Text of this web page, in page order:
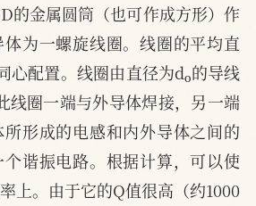
的金属圆筒（也可作成方形）作
为一螺旋线圈。线圈的平均直
心配置。线圈由直径为do的导线
线圈一端与外导体焊接，另一端
形成的电感和内外导体之间的
谐振电路。根据计算，可以使
上。由于它的Q值很高（约1000